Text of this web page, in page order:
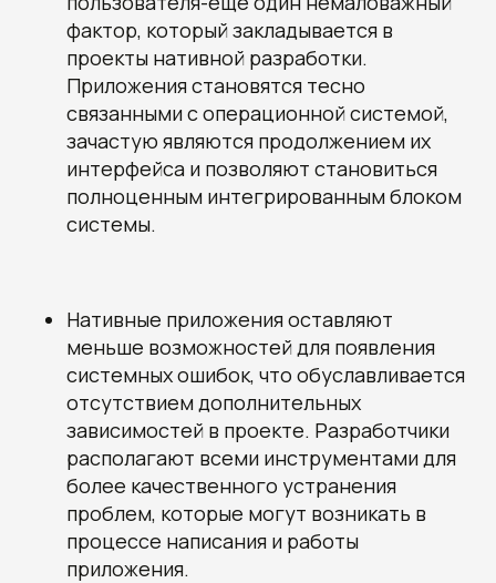
фактор, который закладывается в
проекты нативной разработки.
Приложения становятся тесно
связанными с операционной системой,
зачастую являются продолжением их
интерфейса и позволяют становиться
полноценным интегрированным блоком
системы.
Нативные приложения оставляют
меньше возможностей для появления
системных ошибок, что обуславливается
отсутствием дополнительных
зависимостей в проекте. Разработчики
располагают всеми инструментами для
более качественного устранения
проблем, которые могут возникать в
процессе написания и работы
приложения.